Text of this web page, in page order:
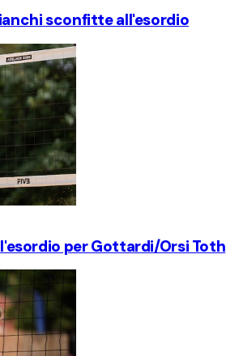
sconfitte all'esordio
per Gottardi/Orsi Toth